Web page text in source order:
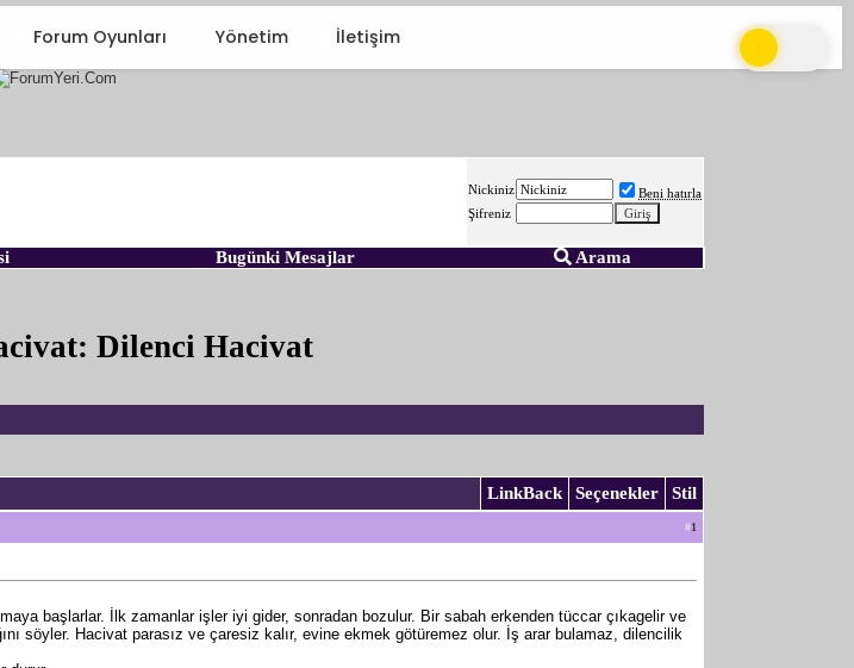
Forum Oyunları Yönetim İletişim
Nickiniz
Beni hatırla
Şifreniz
Bugünki Mesajlar Arama
Dilenci Hacivat
LinkBack Seçenekler Stil
#1
başlarlar. İlk zamanlar işler iyi gider, sonradan bozulur. Bir sabah erkenden tüccar çıkagelir ve
söyler. Hacivat parasız ve çaresiz kalır, evine ekmek götüremez olur. İş arar bulamaz, dilencilik